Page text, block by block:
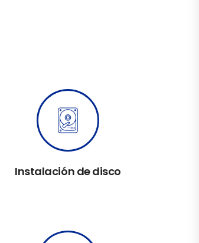
Instalación de disco